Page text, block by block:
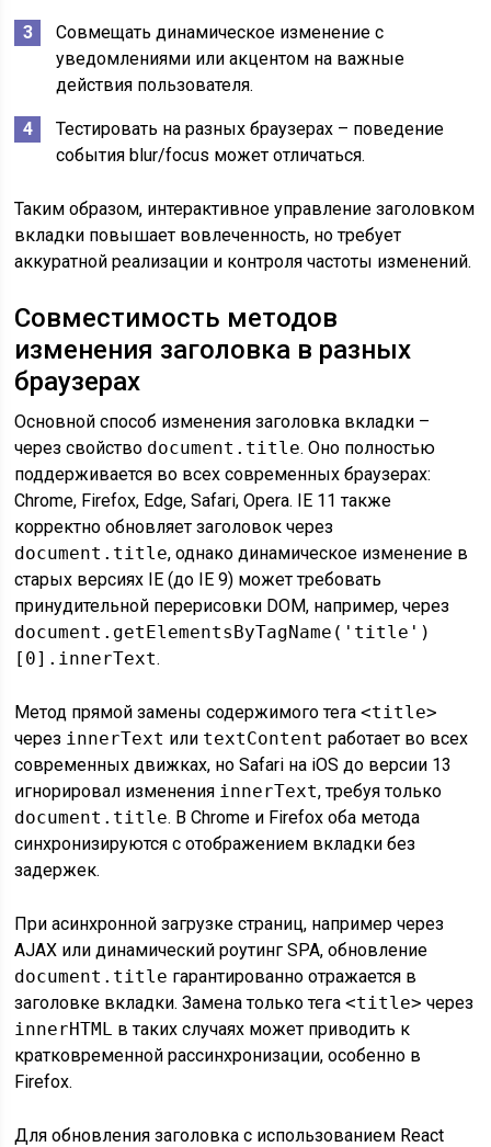
Совмещать динамическое изменение с
уведомлениями или акцентом на важные
действия пользователя.
Тестировать на разных браузерах – поведение
события blur/focus может отличаться.
Таким образом, интерактивное управление заголовком
вкладки повышает вовлеченность, но требует
аккуратной реализации и контроля частоты изменений.
Совместимость методов
изменения заголовка в разных
браузерах
Основной способ изменения заголовка вкладки –
через свойство document.title. Оно полностью
поддерживается во всех современных браузерах:
Chrome, Firefox, Edge, Safari, Opera. IE 11 также
корректно обновляет заголовок через
document.title, однако динамическое изменение в
старых версиях IE (до IE 9) может требовать
принудительной перерисовки DOM, например, через
document.getElementsByTagName('title')
[0].innerText.
Метод прямой замены содержимого тега<title>
через innerText или textContent работает во всех
современных движках, но Safari на iOS до версии 13
игнорировал изменения innerText, требуя только
document.title. В Chrome и Firefox оба метода
синхронизируются с отображением вкладки без
задержек.
При асинхронной загрузке страниц, например через
AJAX или динамический роутинг SPA, обновление
document.title гарантированно отражается в
заголовке вкладки. Замена только тега<title> через
innerHTML в таких случаях может приводить к
кратковременной рассинхронизации, особенно в
Firefox.
Для обновления заголовка с использованием React